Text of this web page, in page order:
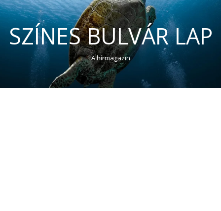
SZÍNES BULVÁR LAP
A hírmagazin